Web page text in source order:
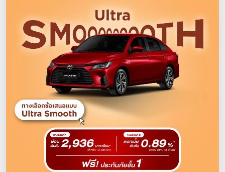
โปรโมชั่นบริการหลังการขาย
กิจกรรม
สาขาของเรา
ติดต่อเราและนัดหมาย